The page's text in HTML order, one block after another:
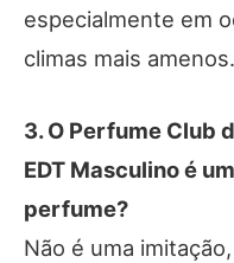
especialmente em
climas mais amenos.
3. O Perfume Club
EDT Masculino é
perfume?
Não é uma